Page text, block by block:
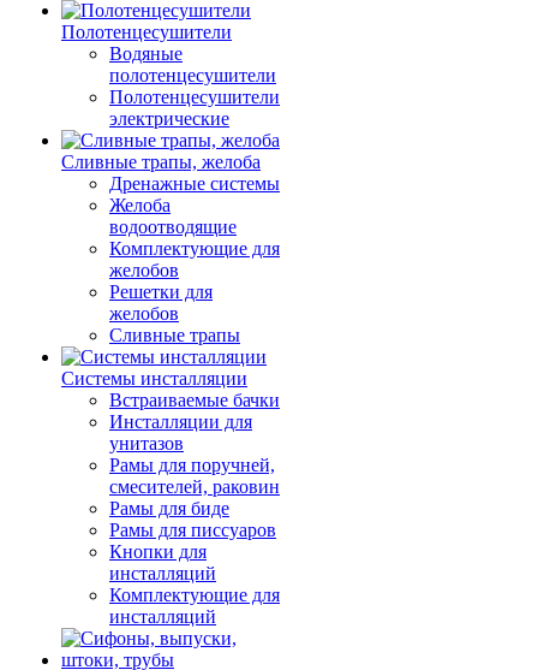
Полотенцесушители
Водяные
полотенцесушители
Полотенцесушители
электрические
Сливные трапы, желоба
Дренажные системы
Желоба
водоотводящие
Комплектующие для
желобов
Решетки для
желобов
Сливные трапы
Системы инсталляции
Встраиваемые бачки
Инсталляции для
унитазов
Рамы для поручней,
смесителей, раковин
Рамы для биде
Рамы для писсуаров
Кнопки для
инсталляций
Комплектующие для
инсталляций